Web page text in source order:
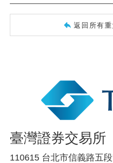
返回所有重
臺灣證券交易所
110615 台北市信義路五